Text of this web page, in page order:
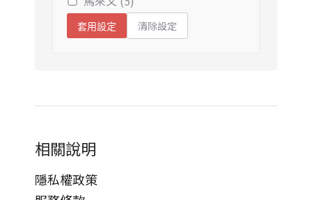
套用設定 清除設定
相關說明
隱私權政策